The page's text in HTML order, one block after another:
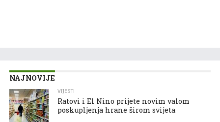
NAJNOVIJE
VIJESTI
Ratovi i El Nino prijete novim valom
poskupljenja hrane širom svijeta